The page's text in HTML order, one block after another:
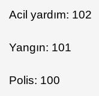
Acil yardım: 102
Yangın: 101
Polis: 100